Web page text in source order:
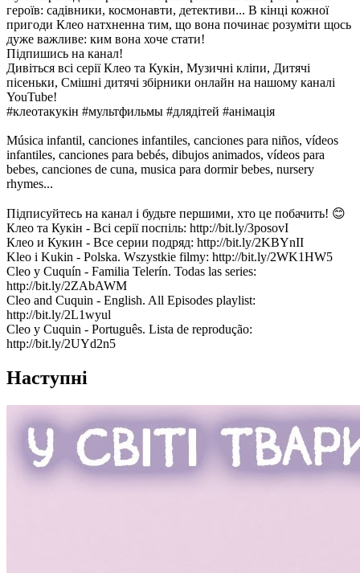
героїв: садівники, космонавти, детективи... В кінці кожної
пригоди Клео натхненна тим, що вона починає розуміти щось
дуже важливе: ким вона хоче стати!
Підпишись на канал!
Дивіться всі серії Клео та Кукін, Музичні кліпи, Дитячі
пісеньки, Смішні дитячі збірники онлайн на нашому каналі
YouTube!
#клеотакукiн #мультфильмы #длядітей #анімація
Música infantil, canciones infantiles, canciones para niños, vídeos
infantiles, canciones para bebés, dibujos animados, vídeos para
bebes, canciones de cuna, musica para dormir bebes, nursery
rhymes...
Підписуйтесь на канал і будьте першими, хто це побачить! 😊
Клео та Кукін - Всі серії поспіль: http://bit.ly/3posovI
Клео и Кукин - Все серии подряд: http://bit.ly/2KBYnII
Kleo i Kukin - Polska. Wszystkie filmy: http://bit.ly/2WK1HW5
Cleo y Cuquín - Familia Telerín. Todas las series:
http://bit.ly/2ZAbAWM
Cleo and Cuquin - English. All Episodes playlist:
http://bit.ly/2L1wyul
Cleo y Cuquin - Português. Lista de reprodução:
http://bit.ly/2UYd2n5
Наступні